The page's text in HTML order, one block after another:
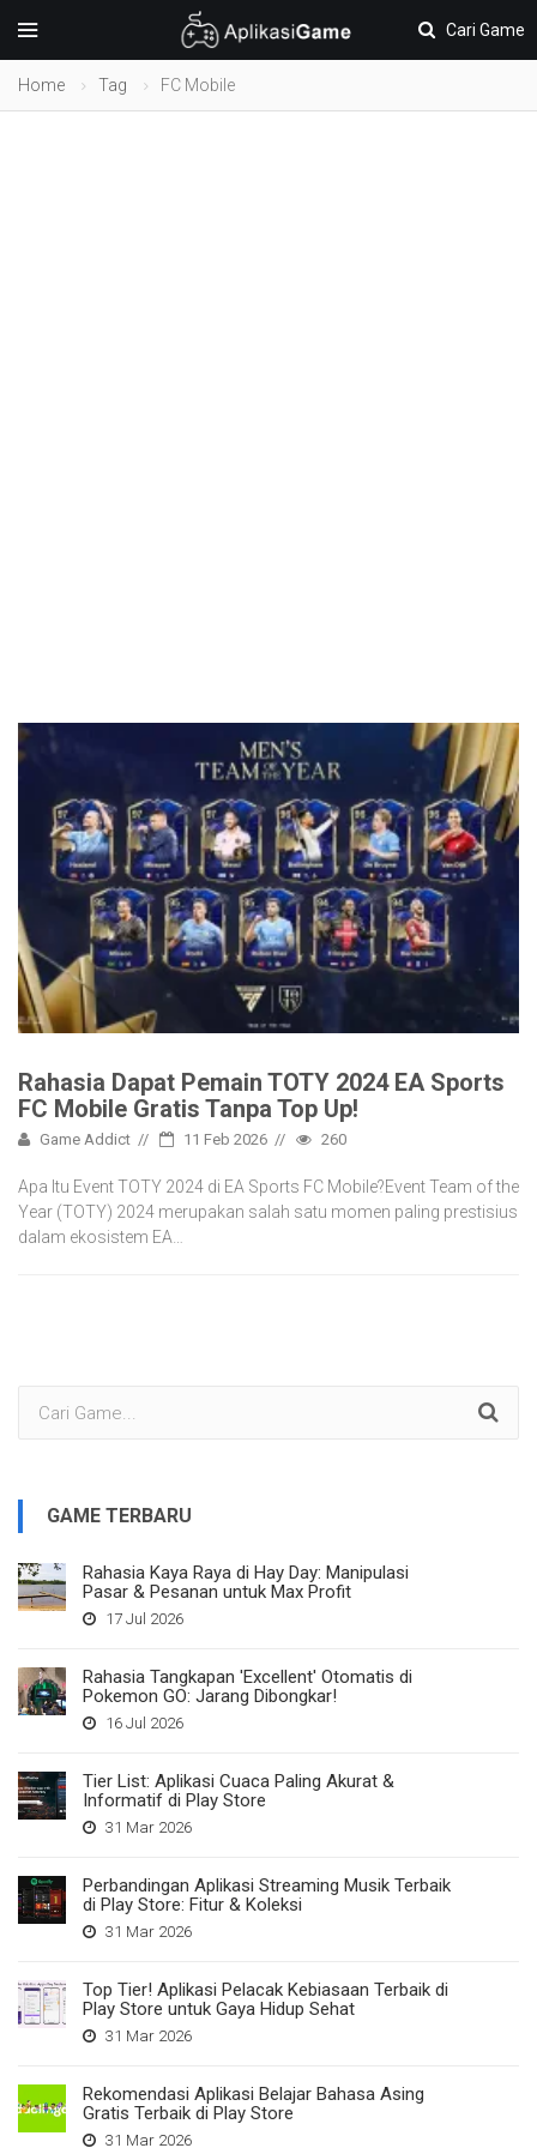
Cari Game
Home Tag FC Mobile
Rahasia Dapat Pemain TOTY 2024 EA Sports
FC Mobile Gratis Tanpa Top Up!
Game Addict 11 Feb 2026 260
Apa Itu Event TOTY 2024 di EA Sports FC Mobile?Event Team of the
Year (TOTY) 2024 merupakan salah satu momen paling prestisius
dalam ekosistem EA…
GAME TERBARU
Rahasia Kaya Raya di Hay Day: Manipulasi
Pasar & Pesanan untuk Max Profit
17 Jul 2026
Rahasia Tangkapan 'Excellent' Otomatis di
Pokemon GO: Jarang Dibongkar!
16 Jul 2026
Tier List: Aplikasi Cuaca Paling Akurat &
Informatif di Play Store
31 Mar 2026
Perbandingan Aplikasi Streaming Musik Terbaik
di Play Store: Fitur & Koleksi
31 Mar 2026
Top Tier! Aplikasi Pelacak Kebiasaan Terbaik di
Play Store untuk Gaya Hidup Sehat
31 Mar 2026
Rekomendasi Aplikasi Belajar Bahasa Asing
Gratis Terbaik di Play Store
31 Mar 2026